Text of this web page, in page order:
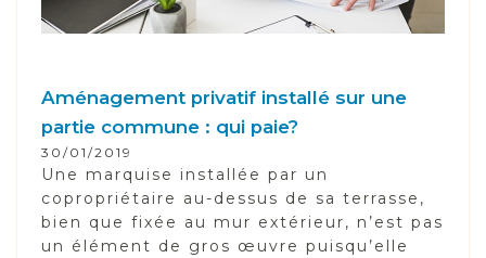
Aménagement privatif installé sur une
partie commune : qui paie?
30/01/2019
Une marquise installée par un
copropriétaire au-dessus de sa terrasse,
bien que fixée au mur extérieur, n’est pas
un élément de gros œuvre puisqu’elle